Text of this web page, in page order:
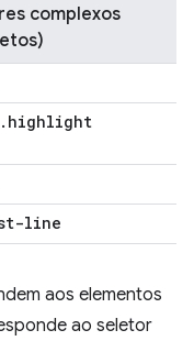
complexos
. highlight
line
aos elementos
ao seletor